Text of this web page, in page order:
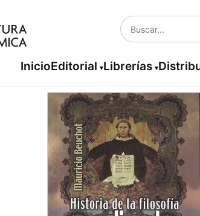
InicioEditorial Librerías